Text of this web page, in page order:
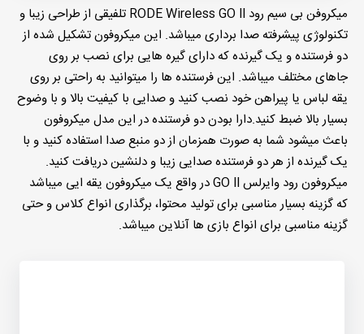
میکروفن بی سیم رود RODE Wireless GO ll تلفیقی از طراحی زیبا و
تکنولوژی پیشرفته صدا برداری میباشد. این میکروفون تشکیل شده از
دو فرستنده و یک گیرنده که دارای گیره هایی برای نصب بر روی
جاهای مختلف میباشد. این فرستنده ها را میتوانید به راحتی بر روی
یقه لباس یا پیراهن خود نصب کنید و صدایی با کیفیت بالا و با وضوح
بسیار بالا ضبط کنید.دارا بودن دو فرستنده در این مدل میکروفون
باعث میشود شما به صورت همزمان از دو منبع صدا استفاده کنید و با
یک گیرنده از هر دو فرستنده صدایی زیبا و دلنشین دریافت کنید.
میکروفون رود وایرلس GO ll در واقع یک میکروفون یقه ایی میباشد
که گزینه بسیار مناسبی برای تولید محتوا، برگذاری انواع کلاس و حتی
گزینه مناسبی برای انواع بازی ها آنلاین میباشد.